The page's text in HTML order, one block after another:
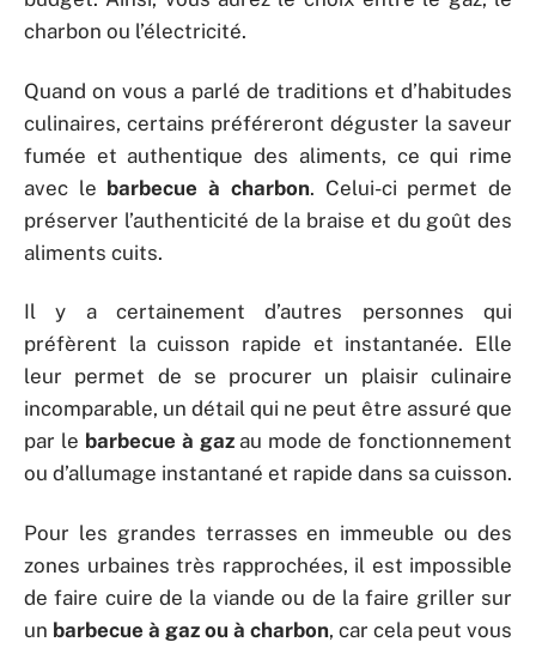
charbon ou l’électricité.
Quand on vous a parlé de traditions et d’habitudes
culinaires, certains préféreront déguster la saveur
fumée et authentique des aliments, ce qui rime
avec le barbecue à charbon. Celui-ci permet de
préserver l’authenticité de la braise et du goût des
aliments cuits.
Il y a certainement d’autres personnes qui
préfèrent la cuisson rapide et instantanée. Elle
leur permet de se procurer un plaisir culinaire
incomparable, un détail qui ne peut être assuré que
par le barbecue à gazau mode de fonctionnement
ou d’allumage instantané et rapide dans sa cuisson.
Pour les grandes terrasses en immeuble ou des
zones urbaines très rapprochées, il est impossible
de faire cuire de la viande ou de la faire griller sur
un barbecue à gaz ou à charbon, car cela peut vous